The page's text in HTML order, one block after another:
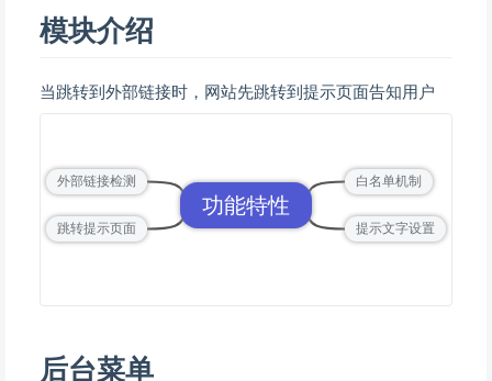
模块介绍
当跳转到外部链接时，网站先跳转到提示页面告知用户
功能特性
外部链接检测 白名单机制
跳转提示页面 提示文字设置
后台菜单